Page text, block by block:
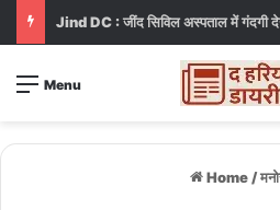
Menu
Home /